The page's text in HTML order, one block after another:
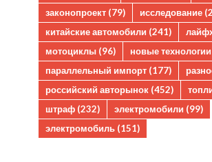
законопроект (79) исследование
китайские автомобили (241)
мотоциклы (96) новые технологии
параллельный импорт (177)
российский авторынок (452)
штраф (232) электромобили (99)
электромобиль (151)